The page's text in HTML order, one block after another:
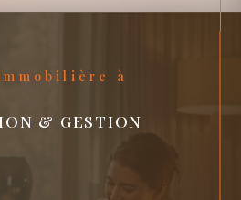
& GESTION